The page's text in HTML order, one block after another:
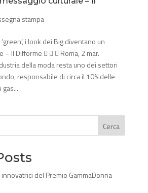
stampa
i look dei Big diventano un
– Il Difforme    Roma, 2 mar.
della moda resta uno dei settori
responsabile di circa il 10% delle
Cerca
del Premio GammaDonna